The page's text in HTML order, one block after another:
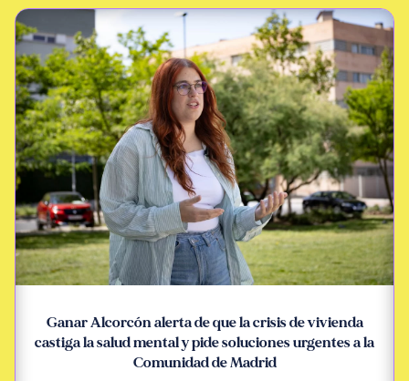
Ganar Alcorcón alerta de que la crisis de vivienda
castiga la salud mental y pide soluciones urgentes a la
Comunidad de Madrid